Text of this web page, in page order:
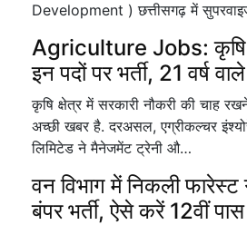
Development ) छत्तीसगढ़ में
Agriculture Jobs: कृषि
इन पदों पर भर्ती, 21 वर्ष
कृषि क्षेत्र में सरकारी नौकरी की चाह
अच्छी खबर है. दरअसल, एग्रीकल्चर
लिमिटेड ने मैनेजमेंट ट्रेनी औ…
वन विभाग में निकली फारेस्ट
बंपर भर्ती, ऐसे करें 12वीं